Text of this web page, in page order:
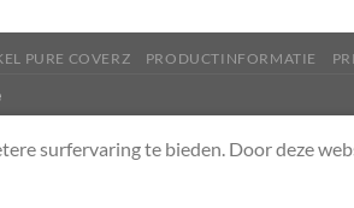
PURE COVERZ PRODUCTINFORMATIE
surfervaring te bieden. Door deze